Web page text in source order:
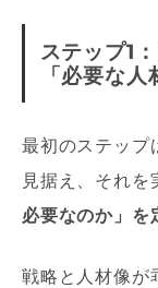
ステップ1
「必要な
最初のステップ
見据え、それを
必要なのか」を
戦略と人材像が